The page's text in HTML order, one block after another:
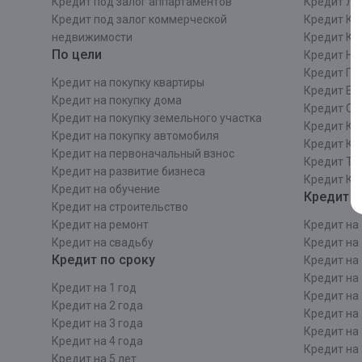
Кредит под залог коммерческой
недвижимости
По цели
Кредит на покупку квартиры
Кредит на покупку дома
Кредит на покупку земельного участка
Кредит на покупку автомобиля
Кредит на первоначальный взнос
Кредит на развитие бизнеса
Кредит на обучение
Кредит на строительcтво
Кредит на ремонт
Кредит на свадьбу
Кредит по сроку
Кредит на 1 год
Кредит на 2 года
Кредит на 3 года
Кредит на 4 года
Кредит на 5 лет
Кредит
Кредит
Кредит
Кредит
Кредит
Кредит
Кредит
Кредит
Кредит
Кредит
Кредит
Кредит на
Кредит на
Кредит на
Кредит на
Кредит на
Кредит на
Кредит на
Кредит на